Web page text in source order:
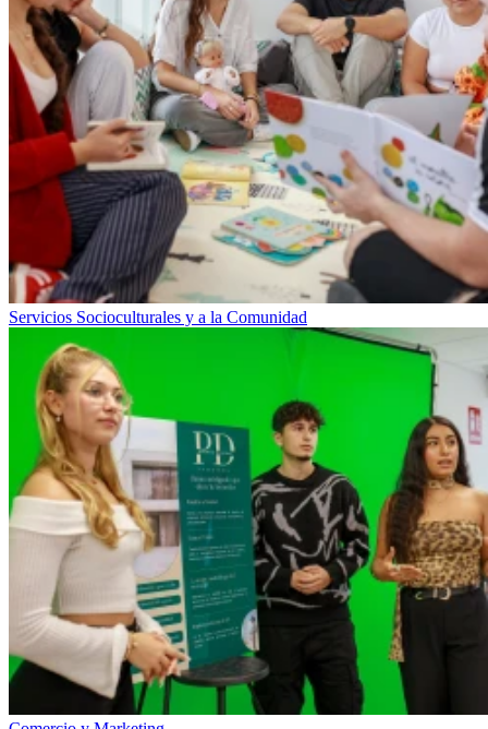
Servicios Socioculturales y a la Comunidad